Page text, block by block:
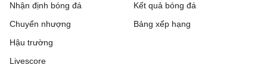
FC Twente 6 - 0
DAC 1904 Dunajska
Hapoel Tel Aviv
Nhận định bóng đá
Chuyển nhượng
Hậu trường
Livescore
Kết quả bóng đá
Bảng xếp hạng